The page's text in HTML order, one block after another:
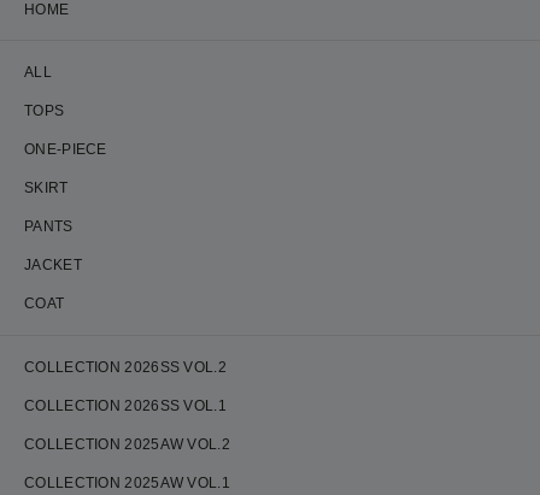
HOME
ALL
TOPS
ONE-PIECE
SKIRT
PANTS
JACKET
COAT
COLLECTION 2026SS VOL.2
COLLECTION 2026SS VOL.1
COLLECTION 2025AW VOL.2
COLLECTION 2025AW VOL.1